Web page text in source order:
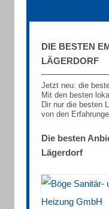
DIE BESTEN
LÄGERDORF
Jetzt neu: die
Mit den besten
Dir nur die besten
von den
Die besten
Lägerdorf